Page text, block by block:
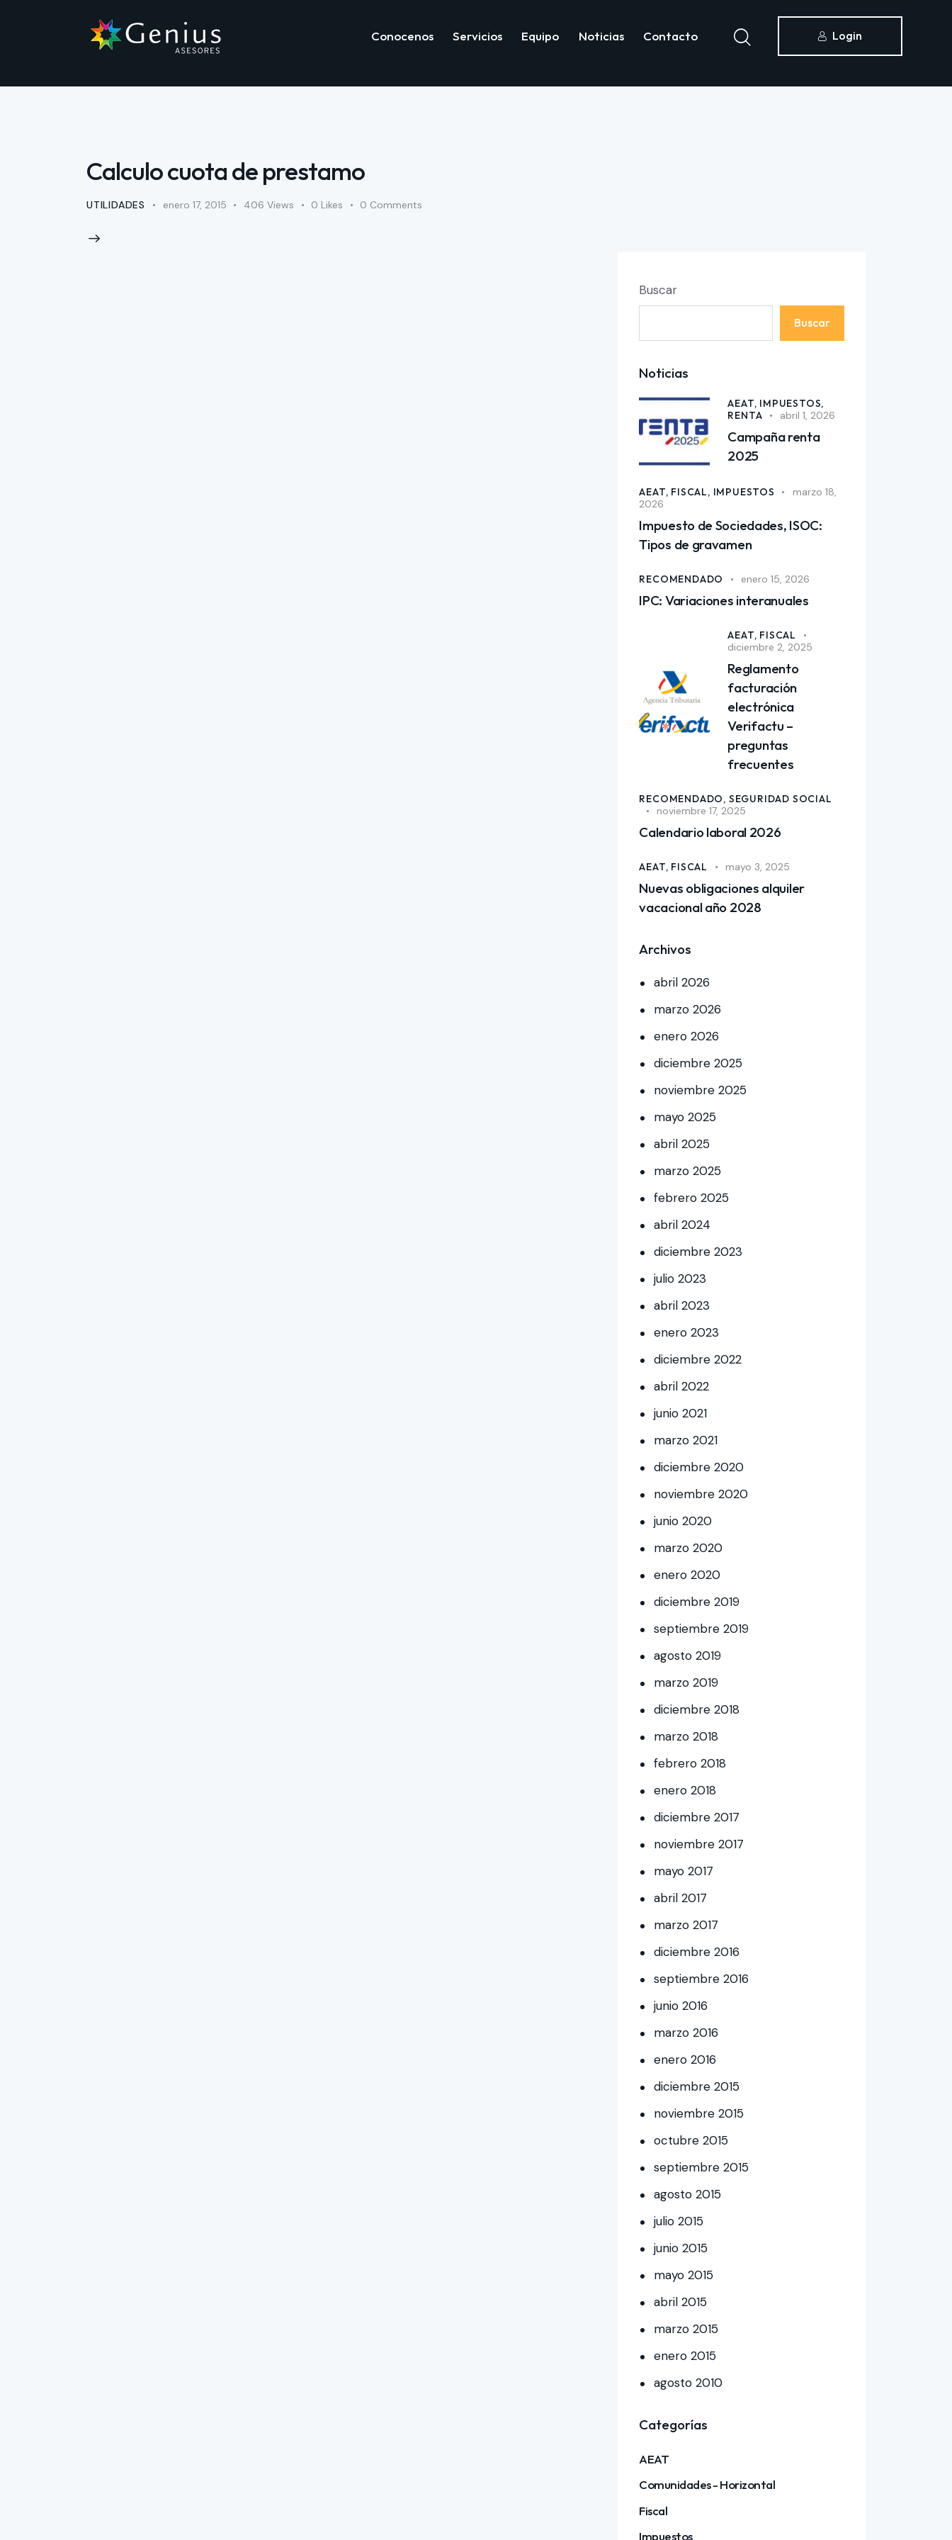
Conocenos Servicios Equipo Noticias Contacto Login
Calculo cuota de prestamo
UTILIDADES enero 17, 2015 406 Views 0 Likes 0 Comments
Buscar
Buscar
Noticias
AEAT, IMPUESTOS,
RENTA
abril 1, 2026
Campaña renta
2025
AEAT, FISCAL, IMPUESTOS
marzo 18,
2026
Impuesto de Sociedades, ISOC:
Tipos de gravamen
RECOMENDADO enero 15, 2026
IPC: Variaciones interanuales
AEAT, FISCAL
diciembre 2, 2025
Reglamento
facturación
electrónica
Verifactu –
preguntas
frecuentes
RECOMENDADO, SEGURIDAD SOCIAL
noviembre 17, 2025
Calendario laboral 2026
AEAT, FISCAL mayo 3, 2025
Nuevas obligaciones alquiler
vacacional año 2028
Archivos
abril 2026
marzo 2026
enero 2026
diciembre 2025
noviembre 2025
mayo 2025
abril 2025
marzo 2025
febrero 2025
abril 2024
diciembre 2023
julio 2023
abril 2023
enero 2023
diciembre 2022
abril 2022
junio 2021
marzo 2021
diciembre 2020
noviembre 2020
junio 2020
marzo 2020
enero 2020
diciembre 2019
septiembre 2019
agosto 2019
marzo 2019
diciembre 2018
marzo 2018
febrero 2018
enero 2018
diciembre 2017
noviembre 2017
mayo 2017
abril 2017
marzo 2017
diciembre 2016
septiembre 2016
junio 2016
marzo 2016
enero 2016
diciembre 2015
noviembre 2015
octubre 2015
septiembre 2015
agosto 2015
julio 2015
junio 2015
mayo 2015
abril 2015
marzo 2015
enero 2015
agosto 2010
Categorías
AEAT
Comunidades - Horizontal
Fiscal
Impuestos